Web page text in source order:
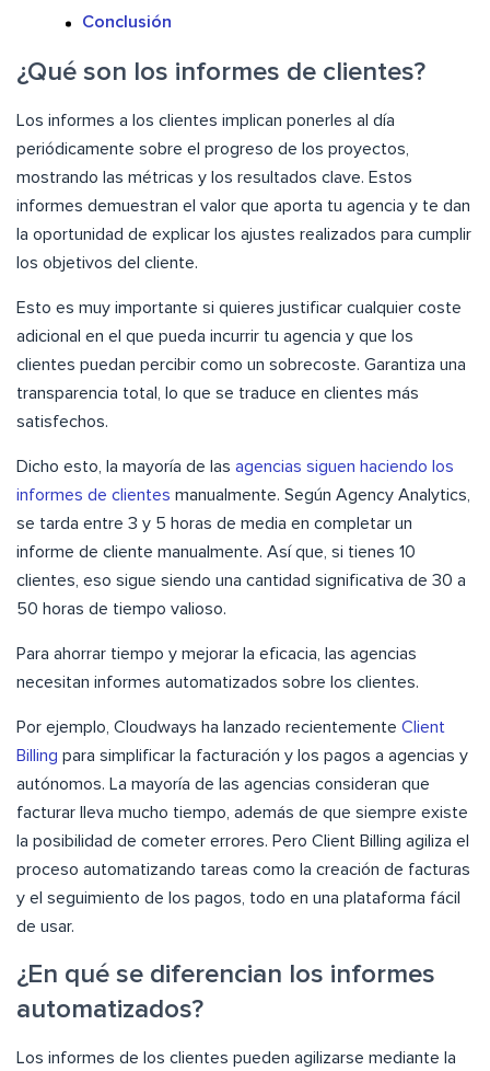
Conclusión
¿Qué son los informes de clientes?
Los informes a los clientes implican ponerles al día
periódicamente sobre el progreso de los proyectos,
mostrando las métricas y los resultados clave. Estos
informes demuestran el valor que aporta tu agencia y te dan
la oportunidad de explicar los ajustes realizados para cumplir
los objetivos del cliente.
Esto es muy importante si quieres justificar cualquier coste
adicional en el que pueda incurrir tu agencia y que los
clientes puedan percibir como un sobrecoste. Garantiza una
transparencia total, lo que se traduce en clientes más
satisfechos.
Dicho esto, la mayoría de las agencias siguen haciendo los
informes de clientes manualmente. Según Agency Analytics,
se tarda entre 3 y 5 horas de media en completar un
informe de cliente manualmente. Así que, si tienes 10
clientes, eso sigue siendo una cantidad significativa de 30 a
50 horas de tiempo valioso.
Para ahorrar tiempo y mejorar la eficacia, las agencias
necesitan informes automatizados sobre los clientes.
Por ejemplo, Cloudways ha lanzado recientemente Client
Billing para simplificar la facturación y los pagos a agencias y
autónomos. La mayoría de las agencias consideran que
facturar lleva mucho tiempo, además de que siempre existe
la posibilidad de cometer errores. Pero Client Billing agiliza el
proceso automatizando tareas como la creación de facturas
y el seguimiento de los pagos, todo en una plataforma fácil
de usar.
¿En qué se diferencian los informes
automatizados?
Los informes de los clientes pueden agilizarse mediante la